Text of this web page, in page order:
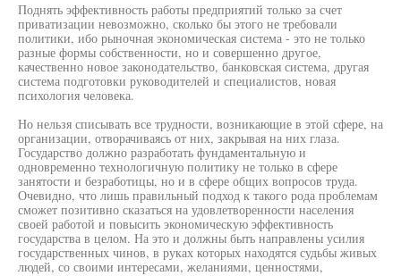
Поднять эффективность работы предприятий только за счет
приватизации невозможно, сколько бы этого не требовали
политики, ибо рыночная экономическая система - это не только
разные формы собственности, но и совершенно другое,
качественно новое законодательство, банковская система, другая
система подготовки руководителей и специалистов, новая
психология человека.
Но нельзя списывать все трудности, возникающие в этой сфере, на
организации, отворачиваясь от них, закрывая на них глаза.
Государство должно разработать фундаментальную и
одновременно технологичную политику не только в сфере
занятости и безработицы, но и в сфере общих вопросов труда.
Очевидно, что лишь правильный подход к такого рода проблемам
сможет позитивно сказаться на удовлетворенности населения
своей работой и повысить экономическую эффективность
государства в целом. На это и должны быть направлены усилия
государственных чинов, в руках которых находятся судьбы живых
людей, со своими интересами, желаниями, ценностями,